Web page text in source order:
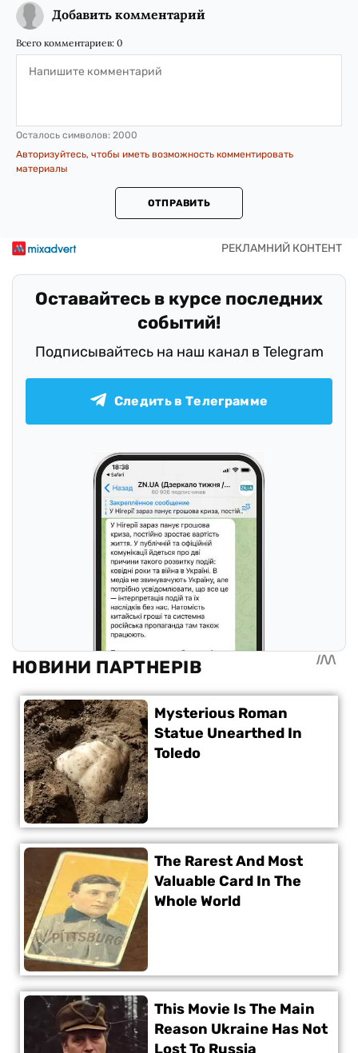
Добавить комментарий
Всего комментариев: 0
Осталось символов: 2000
Авторизуйтесь, чтобы иметь возможность комментировать
материалы
ОТПРАВИТЬ
Оставайтесь в курсе последних
событий!
Подписывайтесь на наш канал в Telegram
Следить в Телеграмме